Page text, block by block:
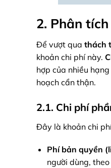
2. Phân
Để vượt qua thách
khoản chi phí này.
hợp của nhiều
hoạch cẩn thận.
2.1. Chi phí
Đây là khoản chi
Phí bản quyền
người dùng,